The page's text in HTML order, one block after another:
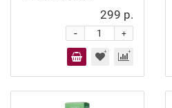
299 р.
+
-